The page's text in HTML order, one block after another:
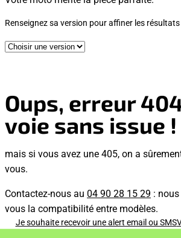
Renseignez sa version pour affiner les
Oups, erreur
voie sans issue !
mais si vous avez une 405, on a
vous.
Contactez-nous au 04 90 28 15 29 :
vous la compatibilité entre modèles.
Je souhaite recevoir une alert email ou SMS